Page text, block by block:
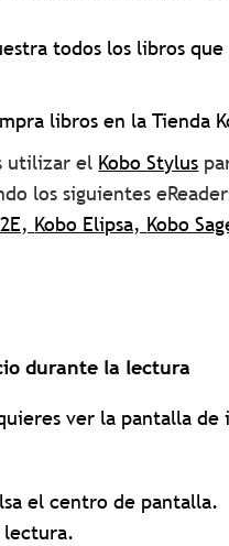
todos los libros
libros en la Tienda
utilizar el Kobo Stylus
los siguientes
Kobo Elipsa, Kobo
durante la lectura
ver la pantalla de
el centro de pantalla.
lectura.